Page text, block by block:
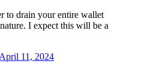
to drain your entire wallet
I expect this will be a
April 11, 2024